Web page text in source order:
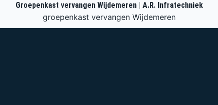
Groepenkast vervangen Wijdemeren | A.R. Infratechniek
groepenkast vervangen Wijdemeren